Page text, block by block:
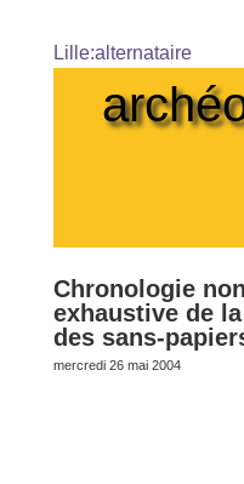
Lille:alternataire
Chronologie non
exhaustive de
des sans-
mercredi 26 mai 2004